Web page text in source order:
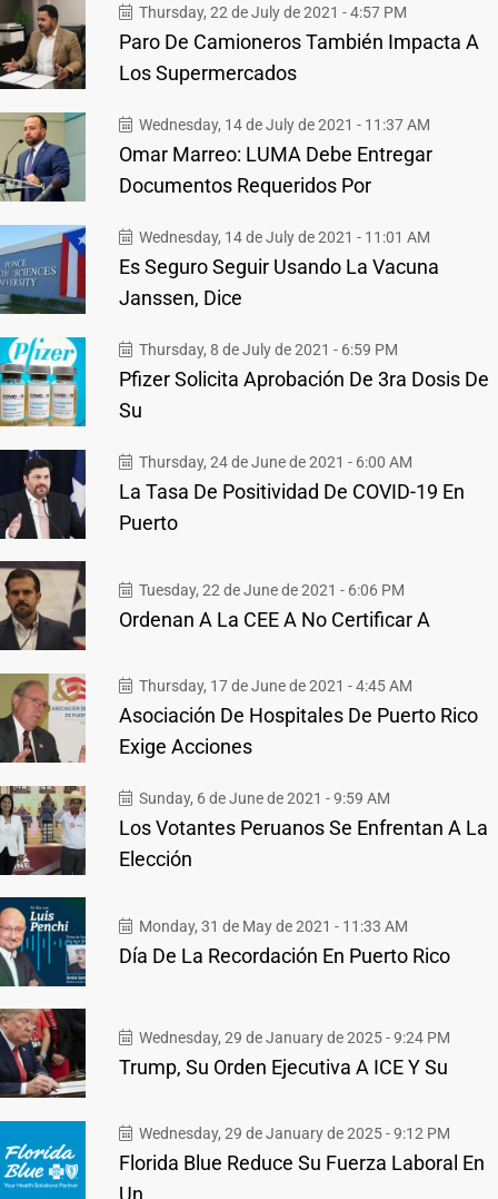
Thursday, 22 de July de 2021 - 4:57 PM
Paro De Camioneros También Impacta A
Los Supermercados
Wednesday, 14 de July de 2021 - 11:37 AM
Omar Marreo: LUMA Debe Entregar
Documentos Requeridos Por
Wednesday, 14 de July de 2021 - 11:01 AM
Es Seguro Seguir Usando La Vacuna
Janssen, Dice
Thursday, 8 de July de 2021 - 6:59 PM
Pfizer Solicita Aprobación De 3ra Dosis De
Su
Thursday, 24 de June de 2021 - 6:00 AM
La Tasa De Positividad De COVID-19 En
Puerto
Tuesday, 22 de June de 2021 - 6:06 PM
Ordenan A La CEE A No Certificar A
Thursday, 17 de June de 2021 - 4:45 AM
Asociación De Hospitales De Puerto Rico
Exige Acciones
Sunday, 6 de June de 2021 - 9:59 AM
Los Votantes Peruanos Se Enfrentan A La
Elección
Monday, 31 de May de 2021 - 11:33 AM
Día De La Recordación En Puerto Rico
Wednesday, 29 de January de 2025 - 9:24 PM
Trump, Su Orden Ejecutiva A ICE Y Su
Wednesday, 29 de January de 2025 - 9:12 PM
Florida Blue Reduce Su Fuerza Laboral En
Un